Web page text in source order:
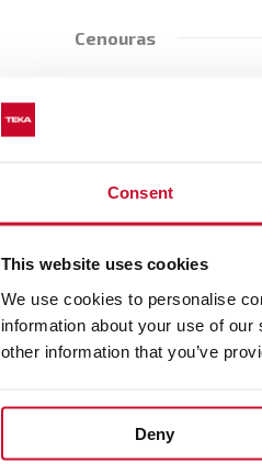
Consent
This website uses cookies
We use cookies to personalise
information about your use of
other information that you’ve
Deny
Cenouras
Folha de louro
Preparación
Coloque a
Adicione o alho